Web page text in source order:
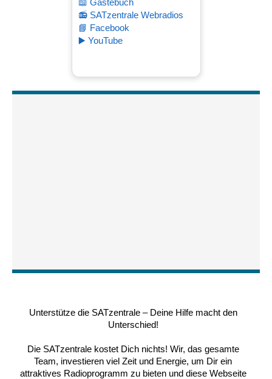
📖 Gästebuch
📻 SATzentrale Webradios
📘 Facebook
▶️ YouTube
Unterstütze die SATzentrale – Deine Hilfe macht den
Unterschied!
Die SATzentrale kostet Dich nichts! Wir, das gesamte
Team, investieren viel Zeit und Energie, um Dir ein
attraktives Radioprogramm zu bieten und diese Webseite